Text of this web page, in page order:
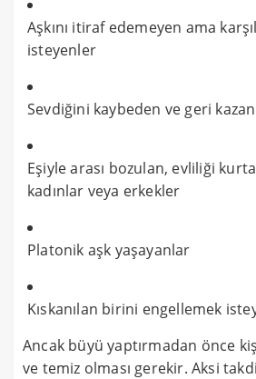
Aşkını itiraf edemeyen ama
isteyenler
Sevdiğini kaybeden ve geri
Eşiyle arası bozulan, evliliği
kadınlar veya erkekler
Platonik aşk yaşayanlar
Kıskanılan birini engellemek
Ancak büyü yaptırmadan önce
ve temiz olması gerekir. Aksi